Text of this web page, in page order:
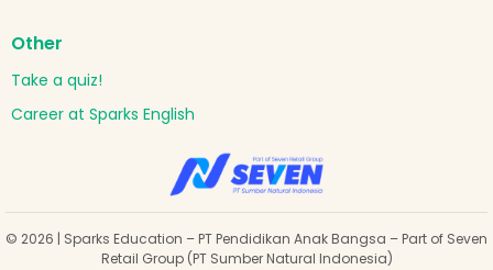
Other
Take a quiz!
Career at Sparks English
© 2026 | Sparks Education – PT Pendidikan Anak Bangsa – Part of Seven
Retail Group (PT Sumber Natural Indonesia)